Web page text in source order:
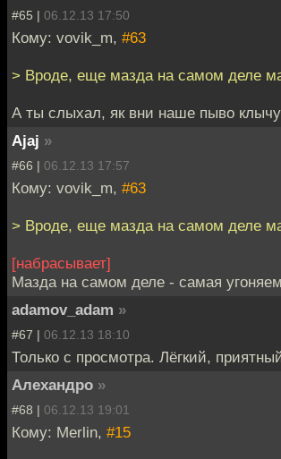
#65 | 06.12.13 17:50
Кому: vovik_m, #63
> Вроде, еще мазда на самом деле
А ты слыхал, як вни наше пыво
Ajaj »
#66 | 06.12.13 17:57
Кому: vovik_m, #63
> Вроде, еще мазда на самом деле
[набрасывает]
Мазда на самом деле - самая
adamov_adam »
#67 | 06.12.13 18:10
Только с просмотра. Лёгкий,
Алехандро »
#68 | 06.12.13 19:01
Кому: Merlin, #15